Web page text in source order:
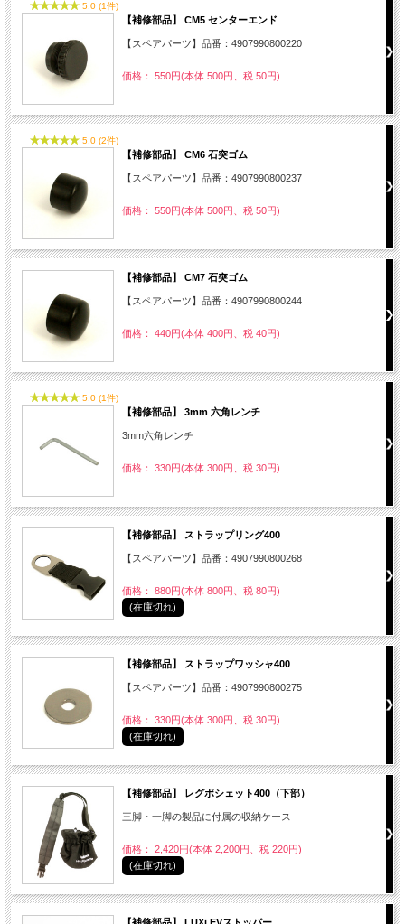
5.0 (1件)
【補修部品】 CM5 センターエンド
【スペアパーツ】品番：4907990800220
価格： 550円(本体 500円、税 50円)
5.0 (2件)
【補修部品】 CM6 石突ゴム
【スペアパーツ】品番：4907990800237
価格： 550円(本体 500円、税 50円)
【補修部品】 CM7 石突ゴム
【スペアパーツ】品番：4907990800244
価格： 440円(本体 400円、税 40円)
5.0 (1件)
【補修部品】 3mm 六角レンチ
3mm六角レンチ
価格： 330円(本体 300円、税 30円)
【補修部品】 ストラップリング400
【スペアパーツ】品番：4907990800268
価格： 880円(本体 800円、税 80円)
(在庫切れ)
【補修部品】 ストラップワッシャ400
【スペアパーツ】品番：4907990800275
価格： 330円(本体 300円、税 30円)
(在庫切れ)
【補修部品】 レグポシェット400（下部）
三脚・一脚の製品に付属の収納ケース
価格： 2,420円(本体 2,200円、税 220円)
(在庫切れ)